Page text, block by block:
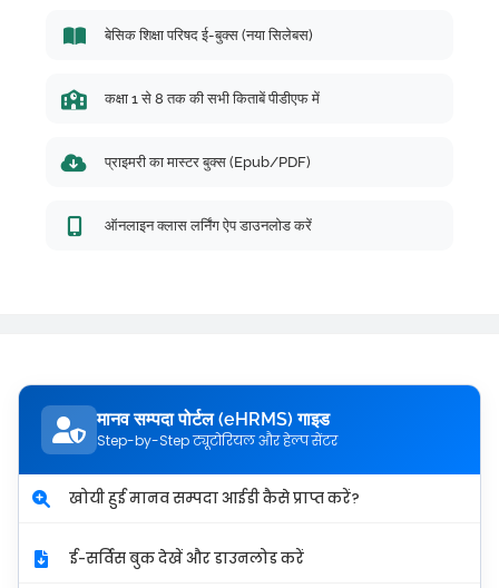
बेसिक शिक्षा परिषद ई-बुक्स (नया सिलेबस)
कक्षा 1 से 8 तक की सभी किताबें पीडीएफ में
प्राइमरी का मास्टर बुक्स (Epub/PDF)
ऑनलाइन क्लास लर्निंग ऐप डाउनलोड करें
मानव सम्पदा पोर्टल (eHRMS) गाइड
Step-by-Step ट्यूटोरियल और हेल्प सेंटर
खोयी हुई मानव सम्पदा आईडी कैसे प्राप्त करें?
ई-सर्विस बुक देखें और डाउनलोड करें